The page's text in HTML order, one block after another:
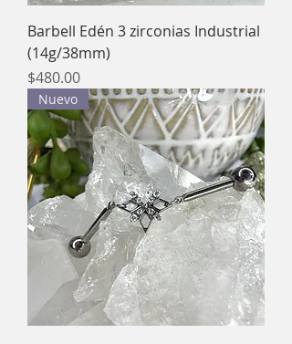
Barbell Edén 3 zirconias Industrial
(14g/38mm)
Precio
$480.00
Nuevo